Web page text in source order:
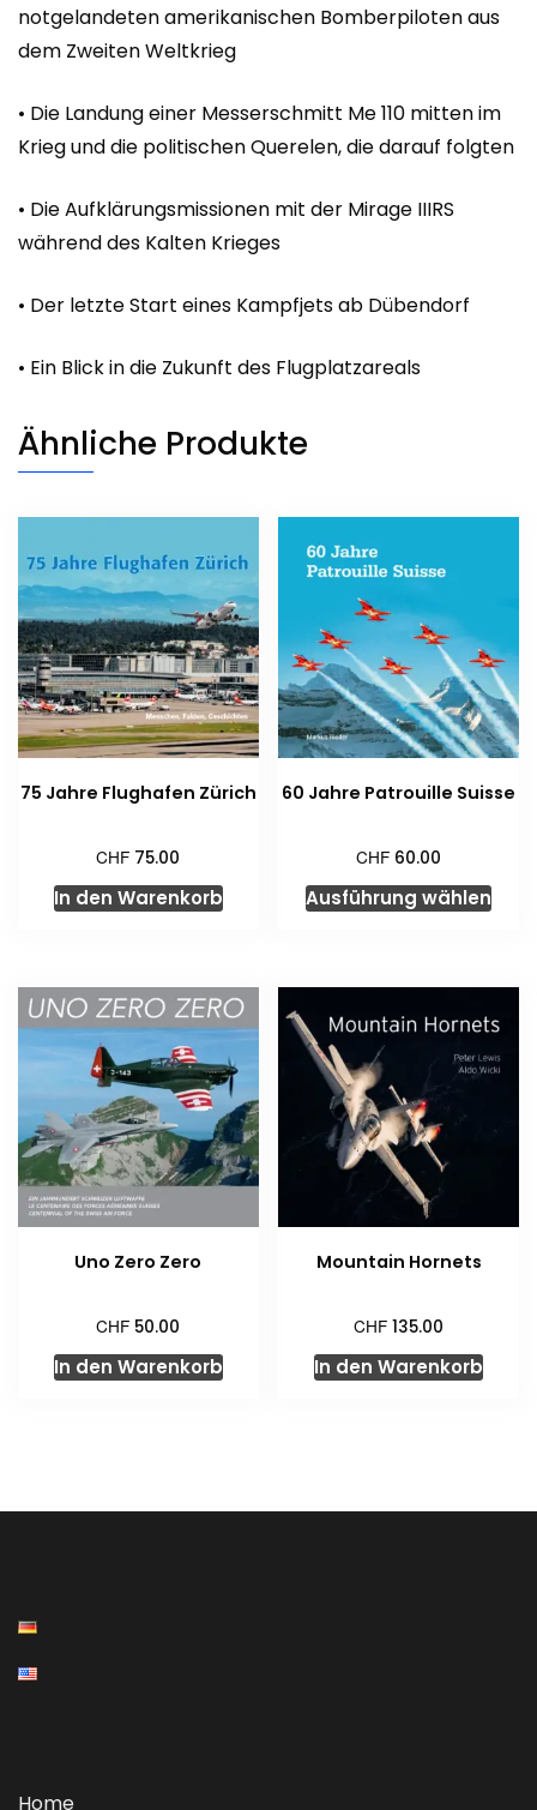
notgelandeten amerikanischen Bomberpiloten aus
dem Zweiten Weltkrieg
• Die Landung einer Messerschmitt Me 110 mitten im
Krieg und die politischen Querelen, die darauf folgten
• Die Aufklärungsmissionen mit der Mirage IIIRS
während des Kalten Krieges
• Der letzte Start eines Kampfjets ab Dübendorf
• Ein Blick in die Zukunft des Flugplatzareals
Ähnliche Produkte
75 Jahre Flughafen Zürich
CHF 75.00
In den Warenkorb
60 Jahre Patrouille Suisse
CHF 60.00
Ausführung wählen
auf.
Die
Uno Zero Zero
CHF 50.00
In den Warenkorb
Mountain Hornets
CHF 135.00
In den Warenkorb
Home